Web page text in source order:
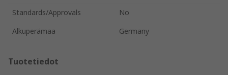
Standards/Approvals
No
Alkuperämaa
Germany
Tuotetiedot